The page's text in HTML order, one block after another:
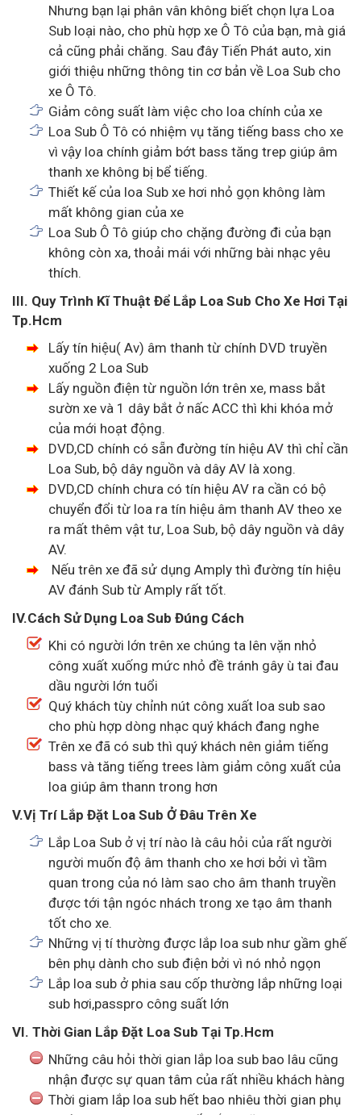
Nhưng bạn lại phân vân không biết chọn lựa Loa
Sub loại nào, cho phù hợp xe Ô Tô của bạn, mà giá
cả cũng phải chăng. Sau đây Tiến Phát auto, xin
giới thiệu những thông tin cơ bản về Loa Sub cho
xe Ô Tô.
Giảm công suất làm việc cho loa chính của xe
Loa Sub Ô Tô có nhiệm vụ tăng tiếng bass cho xe
vì vậy loa chính giảm bớt bass tăng trep giúp âm
thanh xe không bị bể tiếng.
Thiết kế của loa Sub xe hơi nhỏ gọn không làm
mất không gian của xe
Loa Sub Ô Tô giúp cho chặng đường đi của bạn
không còn xa, thoải mái với những bài nhạc yêu
thích.
III. Quy Trình Kĩ Thuật Để Lắp Loa Sub Cho Xe Hơi Tại
Tp.Hcm
Lấy tín hiệu( Av) âm thanh từ chính DVD truyền
xuống 2 Loa Sub
Lấy nguồn điện từ nguồn lớn trên xe, mass bắt
sườn xe và 1 dây bắt ở nấc ACC thì khi khóa mở
của mới hoạt động.
DVD,CD chính có sẵn đường tín hiệu AV thì chỉ cần
Loa Sub, bộ dây nguồn và dây AV là xong.
DVD,CD chính chưa có tín hiệu AV ra cần có bộ
chuyển đổi từ loa ra tín hiệu âm thanh AV theo xe
ra mất thêm vật tư, Loa Sub, bộ dây nguồn và dây
AV.
Nếu trên xe đã sử dụng Amply thì đường tín hiệu
AV đánh Sub từ Amply rất tốt.
IV.Cách Sử Dụng Loa Sub Đúng Cách
Khi có người lớn trên xe chúng ta lên vặn nhỏ
công xuất xuống mức nhỏ đề tránh gây ù tai đau
dầu người lớn tuổi
Quý khách tùy chỉnh nút công xuất loa sub sao
cho phù hợp dòng nhạc quý khách đang nghe
Trên xe đã có sub thì quý khách nên giảm tiếng
bass và tăng tiếng trees làm giảm công xuất của
loa giúp âm thann trong hơn
V.Vị Trí Lắp Đặt Loa Sub Ở Đâu Trên Xe
Lắp Loa Sub ở vị trí nào là câu hỏi của rất người
người muốn độ âm thanh cho xe hơi bởi vì tầm
quan trong của nó làm sao cho âm thanh truyền
được tới tận ngóc nhách trong xe tạo âm thanh
tốt cho xe.
Những vị tí thường được lắp loa sub như gầm ghế
bên phụ dành cho sub điện bởi vì nó nhỏ ngọn
Lắp loa sub ở phia sau cốp thường lắp những loại
sub hơi,passpro công suất lớn
VI. Thời Gian Lắp Đặt Loa Sub Tại Tp.Hcm
Những câu hỏi thời gian lắp loa sub bao lâu cũng
nhận được sự quan tâm của rất nhiều khách hàng
Thời giam lắp loa sub hết bao nhiêu thời gian phụ